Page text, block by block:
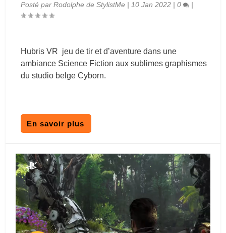
Posté parRodolphe de StylistMe | 10 Jan 2022 |0 |
Hubris VR jeu de tir et d’aventure dans une
ambiance Science Fiction aux sublimes graphismes
du studio belge Cyborn.
En savoir plus